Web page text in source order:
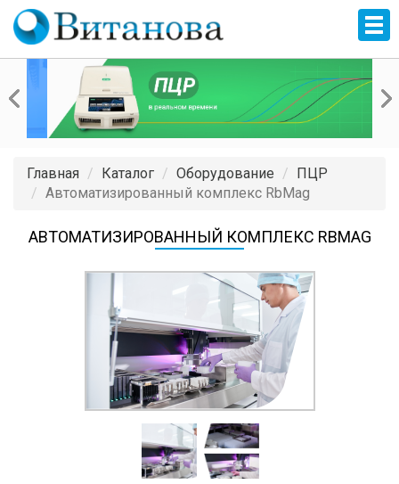
Главная Каталог Оборудование
ПЦР
Автоматизированный комплекс RbMag
АВТОМАТИЗИРОВАННЫЙ КОМПЛЕКС RBMAG